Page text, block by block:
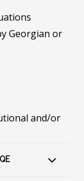
Georgian or
and/or